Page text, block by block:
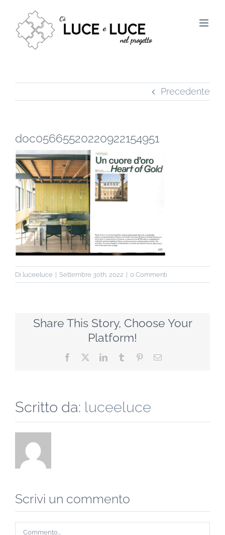
contenuto
Precedente
doc05665520220922154951
Di luceeluce Settembre 30th, 2022 0 Commenti
Share This Story, Choose Your
Platform!
Facebook LinkedInTumblr PinterestEmail
Scritto da: luceeluce
Scrivi un commento
Commento